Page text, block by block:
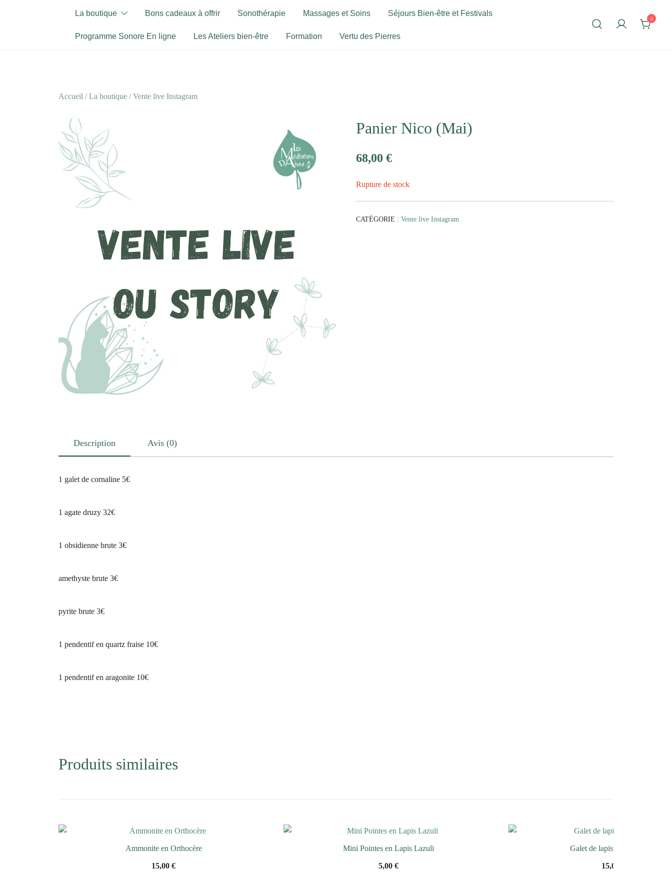
La boutique Bons cadeaux à offrir Sonothérapie Massages et Soins Séjours Bien-être et Festivals
Programme Sonore En ligne Les Ateliers bien-être Formation Vertu des Pierres
0
Accueil /La boutique /Vente live Instagram
Panier Nico (Mai)
68,00 €
Rupture de stock
CATÉGORIE : Vente live Instagram
Description Avis (0)
1 galet de cornaline 5€
1 agate druzy 32€
1 obsidienne brute 3€
amethyste brute 3€
pyrite brute 3€
1 pendentif en quartz fraise 10€
1 pendentif en aragonite 10€
Produits similaires
Ammonite en Orthocère
15,00 €
Mini Pointes en Lapis Lazuli
5,00 €
Galet de lapis Lazuli foncés
15,00